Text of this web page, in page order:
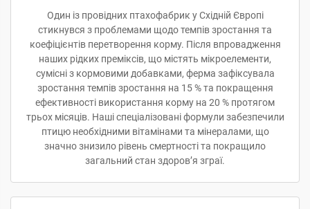
Один із провідних птахофабрик у Східній Європі
стикнувся з проблемами щодо темпів зростання та
коефіцієнтів перетворення корму. Після впровадження
наших рідких преміксів, що містять мікроелементи,
сумісні з кормовими добавками, ферма зафіксувала
зростання темпів зростання на 15 % та покращення
ефективності використання корму на 20 % протягом
трьох місяців. Наші спеціалізовані формули забезпечили
птицю необхідними вітамінами та мінералами, що
значно знизило рівень смертності та покращило
загальний стан здоров’я зграї.